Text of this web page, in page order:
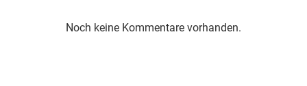
Noch keine Kommentare vorhanden.